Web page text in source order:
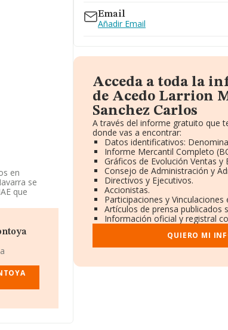
en
se
que
C Y
Email
Añadir Email
Acceda a toda la
de Acedo Larrion
Sanchez Carlos
A través del informe gratuito que
donde vas a encontrar:
Datos identificativos:
Informe Mercantil Completo
Gráficos de Evolución Ventas y
Consejo de Administración y
Directivos y Ejecutivos.
Accionistas.
Participaciones y
Artículos de prensa publicados
Información oficial y registral
QUIERO MI